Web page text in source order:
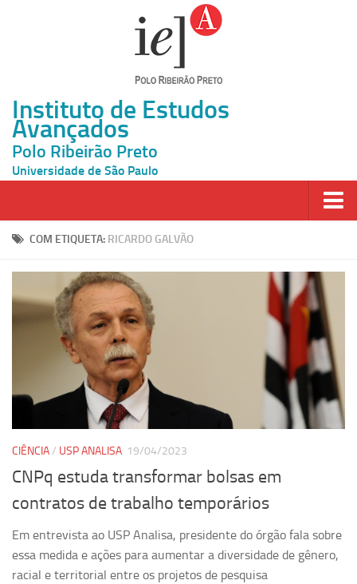
Instituto de Estudos
Avançados
Polo Ribeirão Preto
Universidade de São Paulo
Página Inicial
Inscrição
Atividades
Grupos de Estudo
em Saúde com foco em Populações Vulneráveis
Grupos de estudo encerrados
Grupos de Pesquisa
COM ETIQUETA: RICARDO GALVÃO
CIÊNCIA/ USP ANALISA 19/04/2023
CNPq estuda transformar bolsas em
contratos de trabalho temporários
Em entrevista ao USP Analisa, presidente do órgão fala sobre
essa medida e ações para aumentar a diversidade de gênero,
racial e territorial entre os projetos de pesquisa